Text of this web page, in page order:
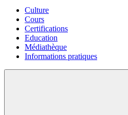
Culture
Cours
Certifications
Education
Médiathèque
Informations pratiques